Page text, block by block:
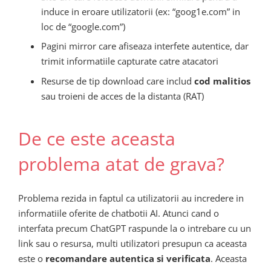
induce in eroare utilizatorii (ex: “goog1e.com” in
loc de “google.com”)
Pagini mirror care afiseaza interfete autentice, dar
trimit informatiile capturate catre atacatori
Resurse de tip download care includ cod malitios
sau troieni de acces de la distanta (RAT)
De ce este aceasta
problema atat de grava?
Problema rezida in faptul ca utilizatorii au incredere in
informatiile oferite de chatbotii AI. Atunci cand o
interfata precum ChatGPT raspunde la o intrebare cu un
link sau o resursa, multi utilizatori presupun ca aceasta
este o recomandare autentica si verificata. Aceasta